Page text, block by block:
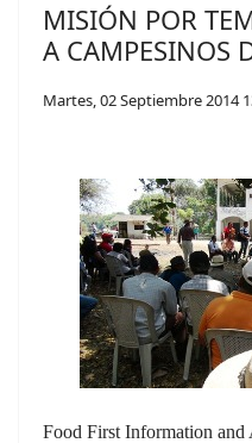
MISIÓN POR
A CAMPESINOS
Martes, 02 Septiembre 2014
Food First Information